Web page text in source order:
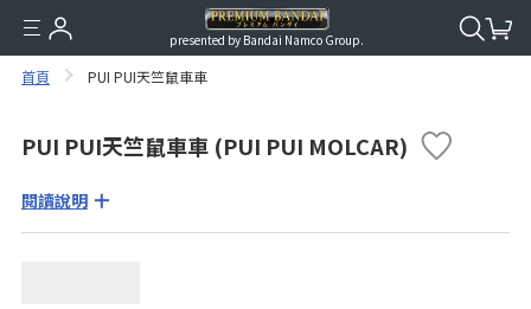
presented by Bandai Namco Group.
首頁 PUI PUI天竺鼠車車
PUI PUI天竺鼠車車 (PUI PUI MOLCAR)
閱讀說明